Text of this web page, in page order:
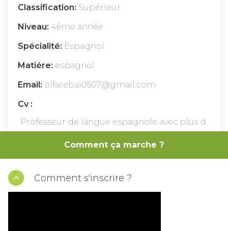
Classification: Supérieur
Niveau: 4éme année
Spécialité: Espagnol
Matiére: espagnol
Email: olfarebai0507@gmail.com
Cv :
Professeur de langue espagnole avec plus d
l’accompagnement des élèves du baccalaur
Comment ça marche ?
Comment s'inscrire ?